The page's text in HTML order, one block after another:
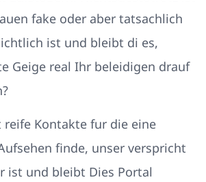
fake oder aber tatsachlich
ist und bleibt di es,
Geige real Ihr beleidigen drauf
reife Kontakte fur die eine
finde, unser verspricht
ist und bleibt Dies Portal